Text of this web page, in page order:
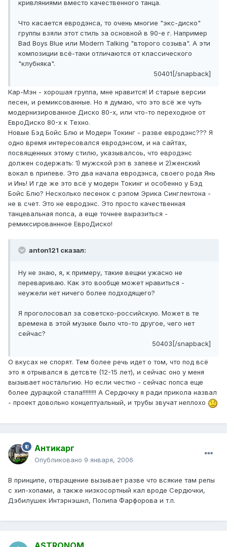
кривляниями вместо качественного танца.
Что касается евродэнса, то очень многие "экс-диско"
группы взяли этот стиль за основной в 90-е г. Например
Bad Boys Вlue или Modern Talking "второго созыва". А эти
композиции всё-таки отличаются от классического
"клубняка".
50401[/snapback]
Кар-Мэн - хорошая группа, мне нравится! И старые версии
песен, и ремиксованные. Но я думаю, что это всё же чуть
модернизированное Диско 80-х, или что-то переходное от
ЕвроДиско 80-х к Техно.
Новые Бэд Бойс Блю и Модерн Токинг - разве евродэнс??? Я
одно время интересовался евродэнсом, и на сайтах,
посвященных этому стилю, указывалсоь, что евродэнс
должен содержать: 1) мужской рэп в запеве и 2)женский
вокал в припеве. Это два начала евродэнса, своего рода Янь
и Инь! И где же это всё у модерн Токинг и особенно у Бэд
Бойс Блю? Несколько песенок с рэпом Эрика Синглентона -
не в счет. Это не евродэнс. Это просто качественная
танцевальная попса, а еще точнее выразиться -
ремиксированнное ЕвроДиско!
anton121 сказал:
Ну не знаю, я, к примеру, такие вещни ужасно не
перевариваю. Как это вообще может нравиться -
неужели нет ничего более подходящего?
Я проголосовал за советско-российскую. Может в те
времена в этой музыке было что-то другое, чего нет
сейчас?
50403[/snapback]
О вкусах не спорят. Тем более речь идет о том, что под всё
это я отрывался в детсвте (12-15 лет), и сейчас оно у меня
вызывает ностальгию. Но если честно - сейчас попса еще
более дурацкой стала!!!!!!!!! А Сердючку я ради прикола назвал
- проект довольно концептуальный, и трубы звучат неплохо
Антикарг
Опубликовано 9 января, 2006
В принципе, отвращение вызывает разве что всякие там репы
с хип-хопами, а также низкосортный кал вроде Сердючки,
Дэбилушек Интэрнэшнл, Полипа Фарфорова и т.п.